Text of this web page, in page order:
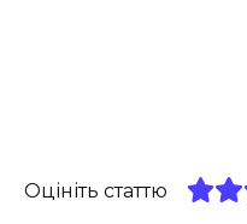
Оцініть статтю